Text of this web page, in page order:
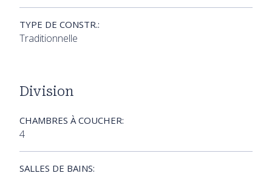
TYPE DE CONSTR.:
Traditionnelle
Division
CHAMBRES À COUCHER:
4
SALLES DE BAINS: